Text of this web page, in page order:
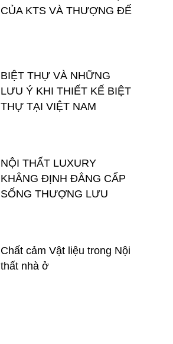
CỦA KTS VÀ THƯỢNG ĐẾ
BIỆT THỰ VÀ NHỮNG
LƯU Ý KHI THIẾT KẾ BIỆT
THỰ TẠI VIỆT NAM
NỘI THẤT LUXURY
KHẲNG ĐỊNH ĐẲNG CẤP
SỐNG THƯỢNG LƯU
Chất cảm Vật liệu trong Nội
thất nhà ở